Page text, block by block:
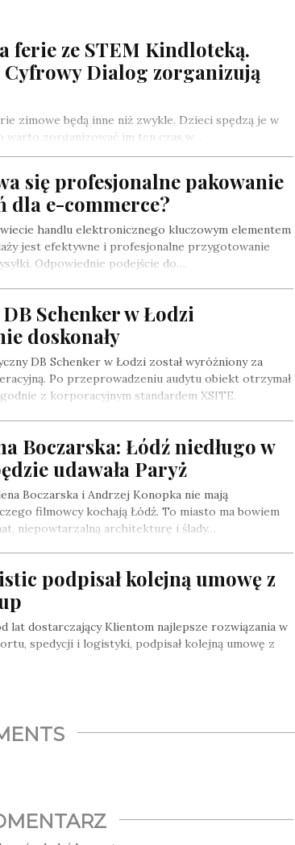
ferie ze STEM Kindloteką.
Cyfrowy Dialog zorganizują
zimowe będą inne niż zwykle. Dzieci spędzą je w
warto zorganizować im ten czas w…
się profesjonalne pakowanie
dla e-commerce?
handlu elektronicznego kluczowym elementem
jest efektywne i profesjonalne przygotowanie
Odpowiednie podejście do…
Schenker w Łodzi
doskonały
DB Schenker w Łodzi został wyróżniony za
Po przeprowadzeniu audytu obiekt otrzymał
z korporacyjnym standardem XSITE.
Boczarska: Łódź niedługo w
udawała Paryż
Boczarska i Andrzej Konopka nie mają
filmowcy kochają Łódź. To miasto ma bowiem
niepowtarzalną architekturę i ślady…
podpisał kolejną umowę z
lat dostarczający Klientom najlepsze rozwiązania w
spedycji i logistyki, podpisał kolejną umowę z